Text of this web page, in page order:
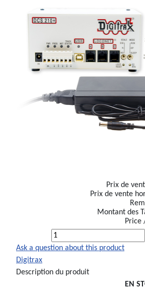
Prix ​​de
Prix de vente
Montant des
Price
Ask a question about this product
Digitrax
Description du produit
EN